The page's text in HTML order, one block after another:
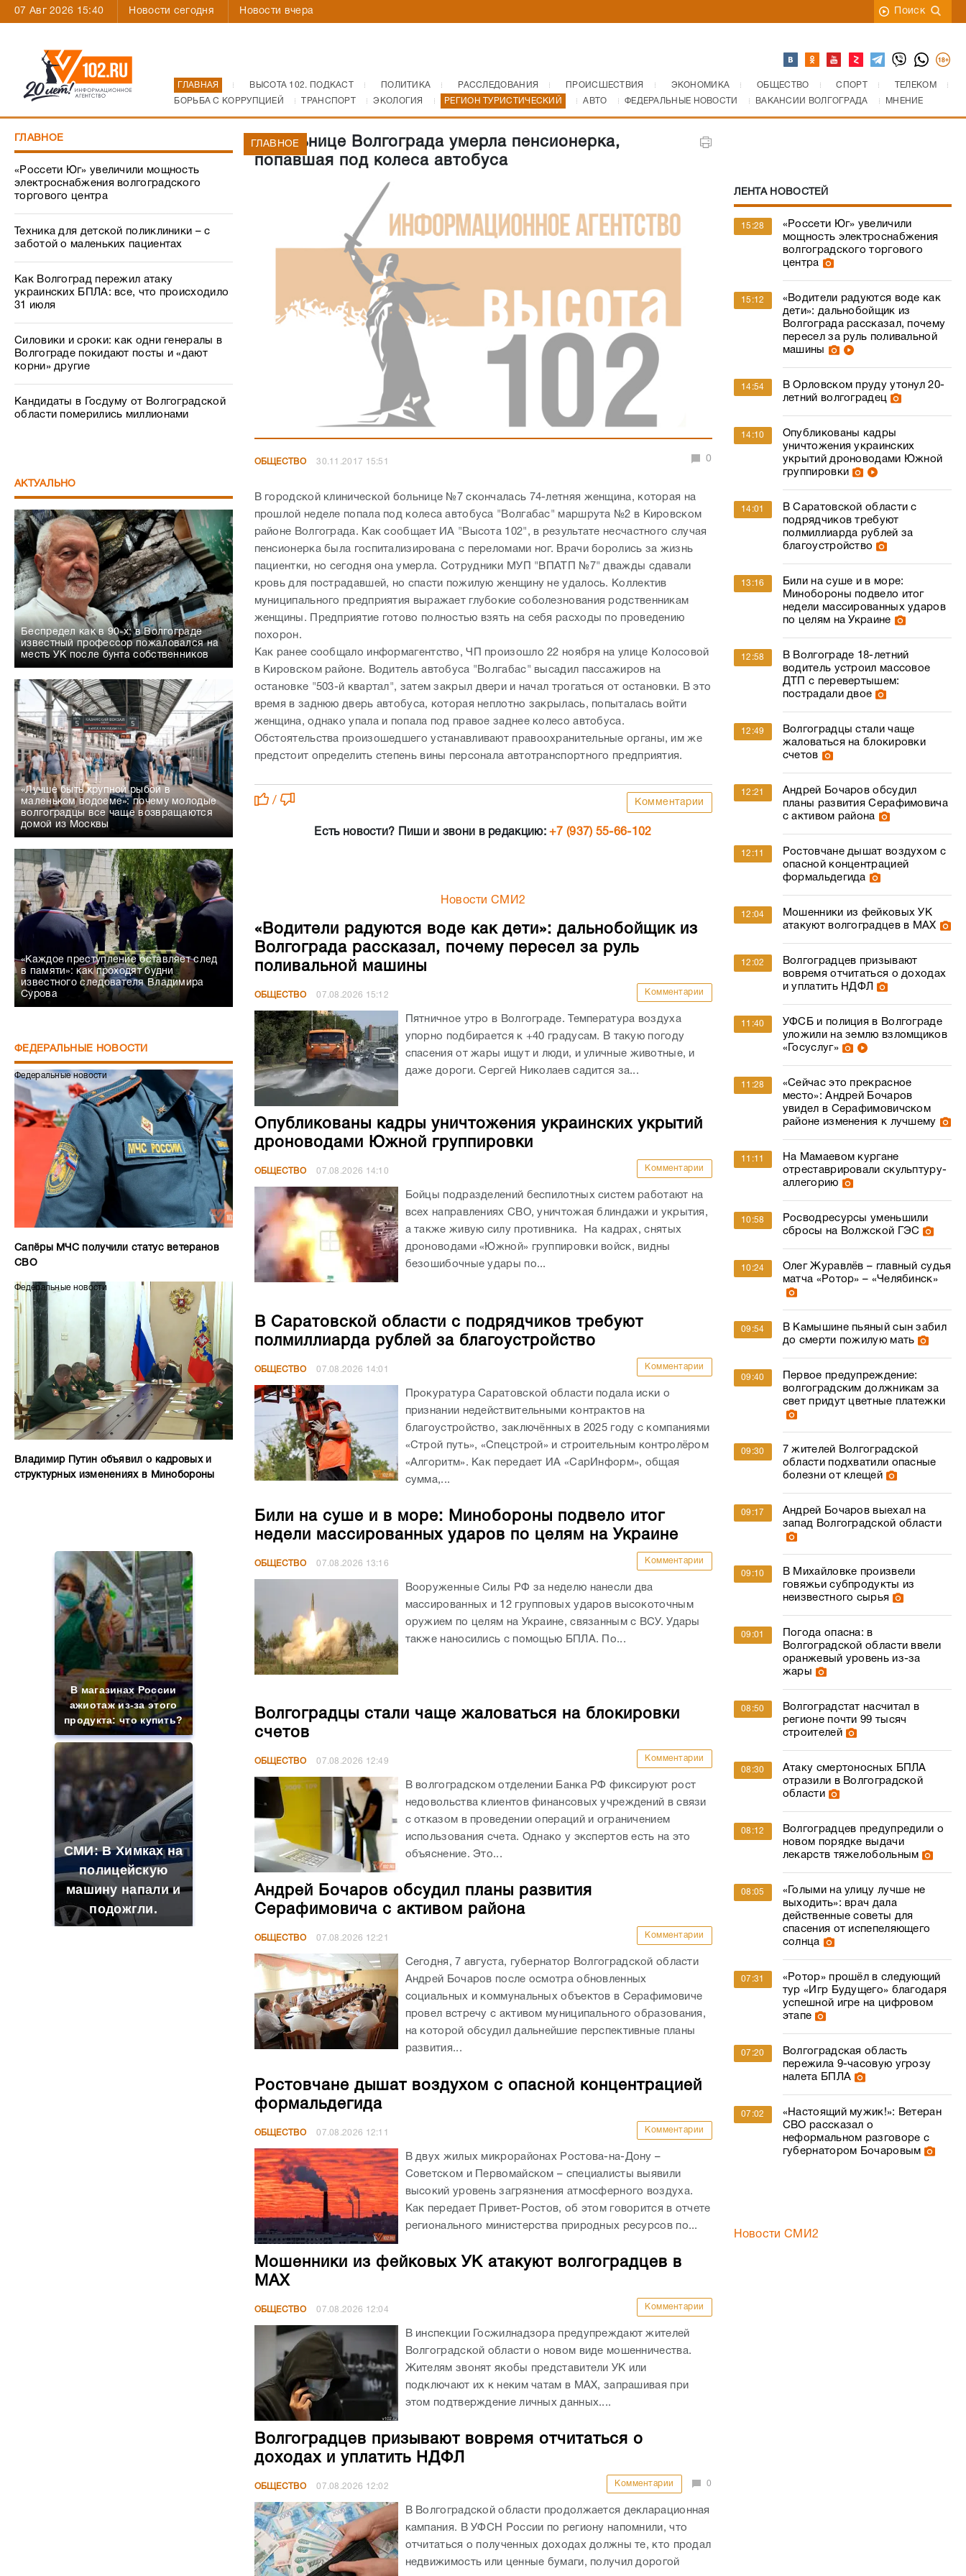
07 Авг 2026 15:40 Новости сегодня Новости вчера Поиск
ГЛАВНАЯ ВЫСОТА 102. ПОДКАСТ ПОЛИТИКА РАССЛЕДОВАНИЯ ПРОИСШЕСТВИЯ ЭКОНОМИКА ОБЩЕСТВО СПОРТ
ТЕЛЕКОМ
БОРЬБА С КОРРУПЦИЕЙ
ТРАНСПОРТ ЭКОЛОГИЯ РЕГИОН ТУРИСТИЧЕСКИЙ АВТО ФЕДЕРАЛЬНЫЕ НОВОСТИ ВАКАНСИИ ВОЛГОГРАДА МНЕНИЕ
ГЛАВНОЕ
«Россети Юг» увеличили мощность
электроснабжения волгоградского
торгового центра
Техника для детской поликлиники – с
заботой о маленьких пациентах
Как Волгоград пережил атаку
украинских БПЛА: все, что происходило
31 июля
Силовики и сроки: как одни генералы в
Волгограде покидают посты и «дают
корни» другие
Кандидаты в Госдуму от Волгоградской
области померились миллионами
АКТУАЛЬНО
Беспредел как в 90-х: в Волгограде
известный профессор пожаловался на
месть УК после бунта собственников
«Лучше быть крупной рыбой в
маленьком водоеме»: почему молодые
волгоградцы все чаще возвращаются
домой из Москвы
«Каждое преступление оставляет след
в памяти»: как проходят будни
известного следователя Владимира
Сурова
ФЕДЕРАЛЬНЫЕ НОВОСТИ
Федеральные новости
Сапёры МЧС получили статус ветеранов
СВО
Федеральные новости
Владимир Путин объявил о кадровых и
структурных изменениях в Минобороны
В магазинах России
ажиотаж из-за этого
продукта: что купить?
СМИ: В Химках на
полицейскую
машину напали и
подожгли.
В больнице Волгограда умерла пенсионерка,
попавшая под колеса автобуса
ГЛАВНОЕ
ОБЩЕСТВО 30.11.2017 15:51 0
В городской клинической больнице №7 скончалась 74-летняя женщина, которая на
прошлой неделе попала под колеса автобуса "Волгабас" маршрута №2 в Кировском
районе Волгограда. Как сообщает ИА "Высота 102", в результате несчастного случая
пенсионерка была госпитализирована с переломами ног. Врачи боролись за жизнь
пациентки, но сегодня она умерла. Сотрудники МУП "ВПАТП №7" дважды сдавали
кровь для пострадавшей, но спасти пожилую женщину не удалось. Коллектив
муниципального предприятия выражает глубокие соболезнования родственникам
женщины. Предприятие готово полностью взять на себя расходы по проведению
похорон.
Как ранее сообщало информагентство, ЧП произошло 22 ноября на улице Колосовой
в Кировском районе. Водитель автобуса "Волгабас" высадил пассажиров на
остановке "503-й квартал", затем закрыл двери и начал трогаться от остановки. В это
время в заднюю дверь автобуса, которая неплотно закрылась, попыталась войти
женщина, однако упала и попала под правое заднее колесо автобуса.
Обстоятельства произошедшего устанавливают правоохранительные органы, им же
предстоит определить степень вины персонала автотранспортного предприятия.
/ Комментарии
Есть новости? Пиши и звони в редакцию:+7 (937) 55-66-102
Новости СМИ2
«Водители радуются воде как дети»: дальнобойщик из
Волгограда рассказал, почему пересел за руль
поливальной машины
ОБЩЕСТВО 07.08.2026 15:12 Комментарии
Пятничное утро в Волгограде. Температура воздуха
упорно подбирается к +40 градусам. В такую погоду
спасения от жары ищут и люди, и уличные животные, и
даже дороги. Сергей Николаев садится за...
Опубликованы кадры уничтожения украинских укрытий
дроноводами Южной группировки
ОБЩЕСТВО 07.08.2026 14:10 Комментарии
Бойцы подразделений беспилотных систем работают на
всех направлениях СВО, уничтожая блиндажи и укрытия,
а также живую силу противника. На кадрах, снятых
дроноводами «Южной» группировки войск, видны
безошибочные удары по...
В Саратовской области с подрядчиков требуют
полмиллиарда рублей за благоустройство
ОБЩЕСТВО 07.08.2026 14:01 Комментарии
Прокуратура Саратовской области подала иски о
признании недействительными контрактов на
благоустройство, заключённых в 2025 году с компаниями
«Строй путь», «Спецстрой» и строительным контролёром
«Алгоритм». Как передает ИА «СарИнформ», общая
сумма,...
Били на суше и в море: Минобороны подвело итог
недели массированных ударов по целям на Украине
ОБЩЕСТВО 07.08.2026 13:16 Комментарии
Вооруженные Силы РФ за неделю нанесли два
массированных и 12 групповых ударов высокоточным
оружием по целям на Украине, связанным с ВСУ. Удары
также наносились с помощью БПЛА. По...
Волгоградцы стали чаще жаловаться на блокировки
счетов
ОБЩЕСТВО 07.08.2026 12:49 Комментарии
В волгоградском отделении Банка РФ фиксируют рост
недовольства клиентов финансовых учреждений в связи
с отказом в проведении операций и ограничением
использования счета. Однако у экспертов есть на это
объяснение. Это...
Андрей Бочаров обсудил планы развития
Серафимовича с активом района
ОБЩЕСТВО 07.08.2026 12:21 Комментарии
Сегодня, 7 августа, губернатор Волгоградской области
Андрей Бочаров после осмотра обновленных
социальных и коммунальных объектов в Серафимовиче
провел встречу с активом муниципального образования,
на которой обсудил дальнейшие перспективные планы
развития...
Ростовчане дышат воздухом с опасной концентрацией
формальдегида
ОБЩЕСТВО 07.08.2026 12:11 Комментарии
В двух жилых микрорайонах Ростова-на-Дону –
Советском и Первомайском – специалисты выявили
высокий уровень загрязнения атмосферного воздуха.
Как передает Привет-Ростов, об этом говорится в отчете
регионального министерства природных ресурсов по...
Мошенники из фейковых УК атакуют волгоградцев в
МАХ
ОБЩЕСТВО 07.08.2026 12:04 Комментарии
В инспекции Госжилнадзора предупреждают жителей
Волгоградской области о новом виде мошенничества.
Жителям звонят якобы представители УК или
подключают их к неким чатам в МАХ, запрашивая при
этом подтверждение личных данных....
Волгоградцев призывают вовремя отчитаться о
доходах и уплатить НДФЛ
ОБЩЕСТВО 07.08.2026 12:02 Комментарии 0
В Волгоградской области продолжается декларационная
кампания. В УФСН России по региону напомнили, что
отчитаться о полученных доходах должны те, кто продал
недвижимость или ценные бумаги, получил дорогой
ЛЕНТА НОВОСТЕЙ
15:28
«Россети Юг» увеличили
мощность электроснабжения
волгоградского торгового
центра
15:12
«Водители радуются воде как
дети»: дальнобойщик из
Волгограда рассказал, почему
пересел за руль поливальной
машины
14:54
В Орловском пруду утонул 20-
летний волгоградец
14:10
Опубликованы кадры
уничтожения украинских
укрытий дроноводами Южной
группировки
14:01
В Саратовской области с
подрядчиков требуют
полмиллиарда рублей за
благоустройство
13:16
Били на суше и в море:
Минобороны подвело итог
недели массированных ударов
по целям на Украине
12:58
В Волгограде 18-летний
водитель устроил массовое
ДТП с перевертышем:
пострадали двое
12:49
Волгоградцы стали чаще
жаловаться на блокировки
счетов
12:21
Андрей Бочаров обсудил
планы развития Серафимовича
с активом района
12:11
Ростовчане дышат воздухом с
опасной концентрацией
формальдегида
12:04
Мошенники из фейковых УК
атакуют волгоградцев в МАХ
12:02
Волгоградцев призывают
вовремя отчитаться о доходах
и уплатить НДФЛ
11:40
УФСБ и полиция в Волгограде
уложили на землю взломщиков
«Госуслуг»
11:28
«Сейчас это прекрасное
место»: Андрей Бочаров
увидел в Серафимовичском
районе изменения к лучшему
11:11
На Мамаевом кургане
отреставрировали скульптуру-
аллегорию
10:58
Росводресурсы уменьшили
сбросы на Волжской ГЭС
10:24
Олег Журавлёв – главный судья
матча «Ротор» – «Челябинск»
09:54
В Камышине пьяный сын забил
до смерти пожилую мать
09:40
Первое предупреждение:
волгоградским должникам за
свет придут цветные платежки
09:30
7 жителей Волгоградской
области подхватили опасные
болезни от клещей
09:17
Андрей Бочаров выехал на
запад Волгоградской области
09:10
В Михайловке произвели
говяжьи субпродукты из
неизвестного сырья
09:01
Погода опасна: в
Волгоградской области ввели
оранжевый уровень из-за
жары
08:50
Волгоградстат насчитал в
регионе почти 99 тысяч
строителей
08:30
Атаку смертоносных БПЛА
отразили в Волгоградской
области
08:12
Волгоградцев предупредили о
новом порядке выдачи
лекарств тяжелобольным
08:05
«Голыми на улицу лучше не
выходить»: врач дала
действенные советы для
спасения от испепеляющего
солнца
07:31
«Ротор» прошёл в следующий
тур «Игр Будущего» благодаря
успешной игре на цифровом
этапе
07:20
Волгоградская область
пережила 9-часовую угрозу
налета БПЛА
07:02
«Настоящий мужик!»: Ветеран
СВО рассказал о
неформальном разговоре с
губернатором Бочаровым
Новости СМИ2